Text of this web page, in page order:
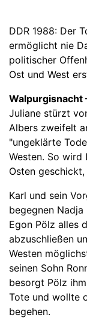
DDR 1988: Der
ermöglicht nie
politischer
Ost und West
Walpurgisnacht
Juliane stürzt
Albers zweifelt
"ungeklärte
Westen. So wird
Osten
Karl und sein
begegnen
Egon Pölz alles
abzuschließen
Westen
seinen Sohn
besorgt Pölz
Tote und wollte
begehen.